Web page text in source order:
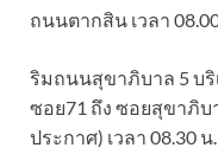
ถนนตากสิน เวลา
ริมถนนสุขาภิบาล 5 บ
ซอย71 ถึง ซอยสุขาภิบ
ประกาศ) เวลา 08.30 น